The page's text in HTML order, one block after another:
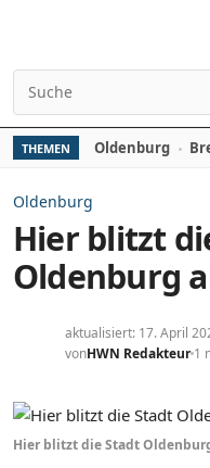
Suchen nach:
THEMEN Oldenburg
Oldenburg
Hier blitzt
Oldenburg
aktualisiert: 17. April
vonHWN Redakteur 1
Hier blitzt die Stadt